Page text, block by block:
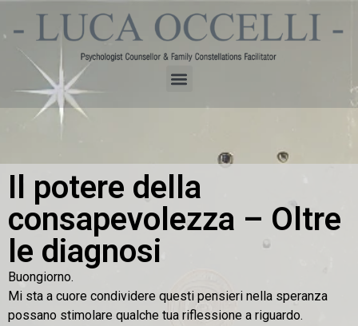
Il potere della
consapevolezza – Oltre
le diagnosi
Buongiorno.
Mi sta a cuore condividere questi pensieri nella speranza
possano stimolare qualche tua riflessione a riguardo.